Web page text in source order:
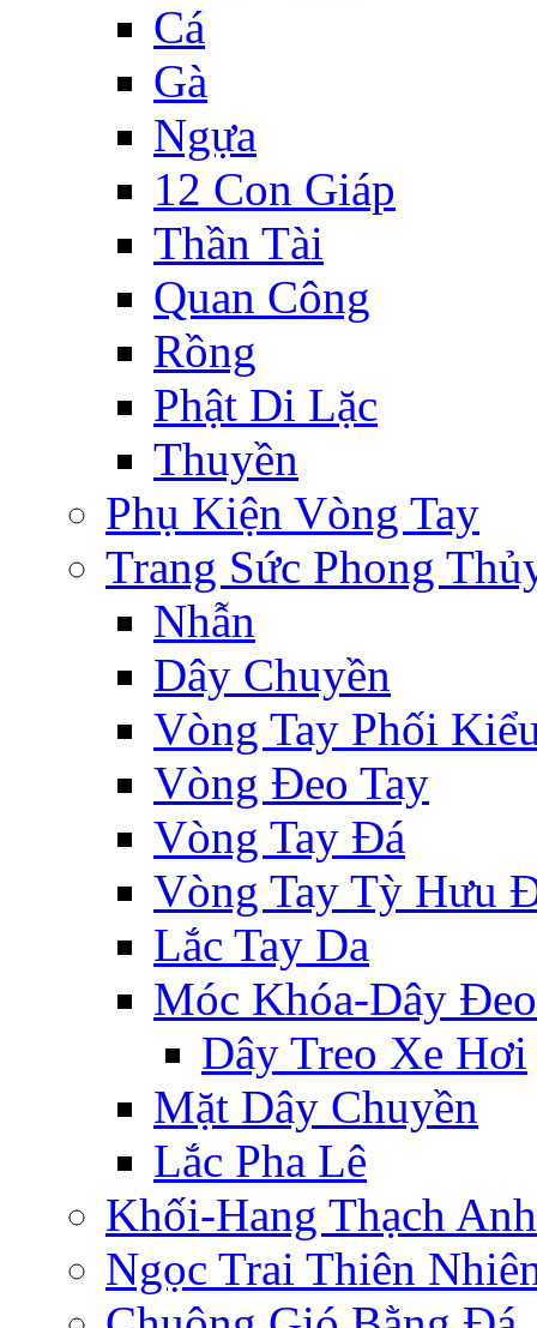
Cá
Gà
Ngựa
12 Con Giáp
Thần Tài
Quan Công
Rồng
Phật Di Lặc
Thuyền
Phụ Kiện Vòng Tay
Trang Sức Phong
Nhẫn
Dây Chuyền
Vòng Tay Phối
Vòng Đeo Tay
Vòng Tay Đá
Vòng Tay Tỳ Hưu
Lắc Tay Da
Móc Khóa-Dây Đeo
Dây Treo Xe Hơi
Mặt Dây Chuyền
Lắc Pha Lê
Khối-Hang Thạch Anh
Ngọc Trai Thiên